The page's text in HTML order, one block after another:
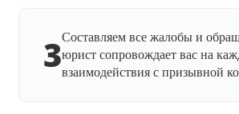
3Составляем все жалобы и
юрист сопровождает вас на
взаимодействия с призывной